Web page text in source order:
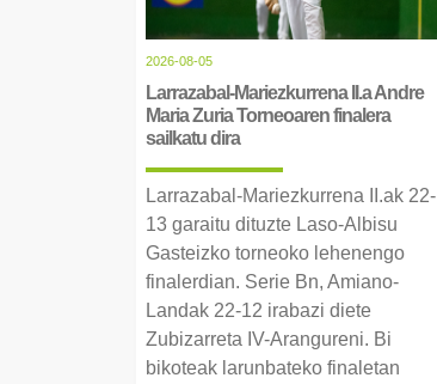
2026-08-05
Larrazabal-Mariezkurrena II.a Andre
Maria Zuria Torneoaren finalera
sailkatu dira
Larrazabal-Mariezkurrena II.ak 22-
13 garaitu dituzte Laso-Albisu
Gasteizko torneoko lehenengo
finalerdian. Serie Bn, Amiano-
Landak 22-12 irabazi diete
Zubizarreta IV-Arangureni. Bi
bikoteak larunbateko finaletan